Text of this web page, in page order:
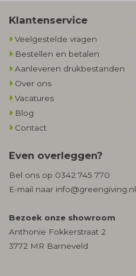
Klantenservice
Veelgestelde vragen
Bestellen en betalen
Aanleveren drukbestanden
Over ons
Vacatures
Blog
Contact
Even overleggen?
Bel ons op 0342 745 770
E-mail naar info@greengiving.nl
Bezoek onze showroom
Anthonie Fokkerstraat 2
3772 MR Barneveld